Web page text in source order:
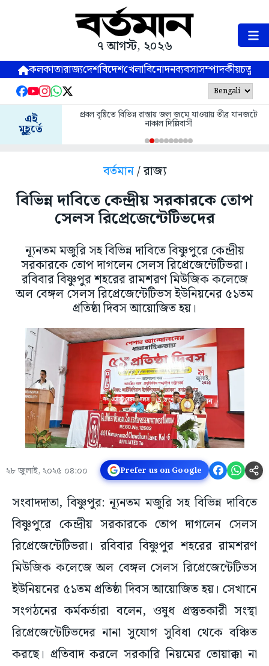
৭ আগস্ট, ২০২৬
কলকাতারাজ্যদেশবিদেশখেলাবিনোদনব্যবসাসম্পাদকীয়
এই
মুহূর্তে
প্রবল বৃষ্টিতে বিভিন্ন রাস্তায় জল জমে যাওয়ায় তীব্র যানজটে
নাকাল দিল্লিবাসী
বর্তমান/ রাজ্য
বিভিন্ন দাবিতে কেন্দ্রীয় সরকারকে তোপ
সেলস রিপ্রেজেন্টেটিভদের
ন্যূনতম মজুরি সহ বিভিন্ন দাবিতে বিষ্ণুপুরে কেন্দ্রীয়
সরকারকে তোপ দাগলেন সেলস রিপ্রেজেন্টেটিভরা।
রবিবার বিষ্ণুপুর শহরের রামশরণ মিউজিক কলেজে
অল বেঙ্গল সেলস রিপ্রেজেন্টেটিভস ইউনিয়নের ৫১তম
প্রতিষ্ঠা দিবস আয়োজিত হয়।
২৮ জুলাই, ২০২৫ ০৪:০০ Prefer us on Google
সংবাদদাতা, বিষ্ণুপুর: ন্যূনতম মজুরি সহ বিভিন্ন দাবিতে
বিষ্ণুপুরে কেন্দ্রীয় সরকারকে তোপ দাগলেন সেলস
রিপ্রেজেন্টেটিভরা। রবিবার বিষ্ণুপুর শহরের রামশরণ
মিউজিক কলেজে অল বেঙ্গল সেলস রিপ্রেজেন্টেটিভস
ইউনিয়নের ৫১তম প্রতিষ্ঠা দিবস আয়োজিত হয়। সেখানে
সংগঠনের কর্মকর্তারা বলেন, ওষুধ প্রস্তুতকারী সংস্থা
রিপ্রেজেন্টেটিভদের নানা সুযোগ সুবিধা থেকে বঞ্চিত
করছে। প্রতিবাদ করলে সরকারি নিয়মের তোয়াক্কা না